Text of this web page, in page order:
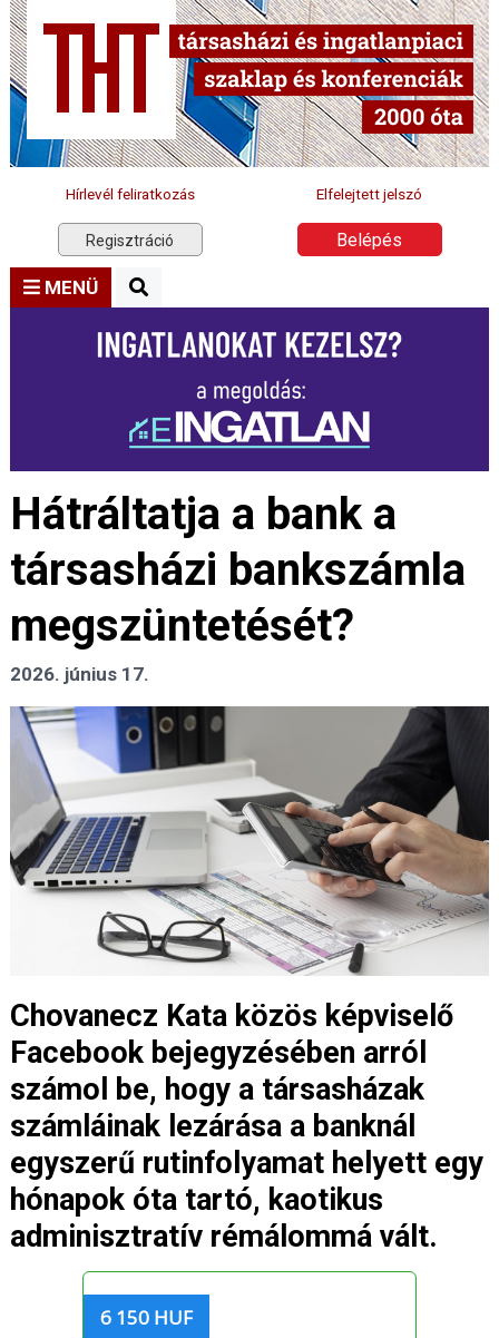
Hírlevél feliratkozás Elfelejtett jelszó
Regisztráció Belépés
MENÜ
Hátráltatja a bank a
társasházi bankszámla
megszüntetését?
2026. június 17.
Chovanecz Kata közös képviselő
Facebook bejegyzésében arról
számol be, hogy a társasházak
számláinak lezárása a banknál
egyszerű rutinfolyamat helyett egy
hónapok óta tartó, kaotikus
adminisztratív rémálommá vált.
6 150 HUF